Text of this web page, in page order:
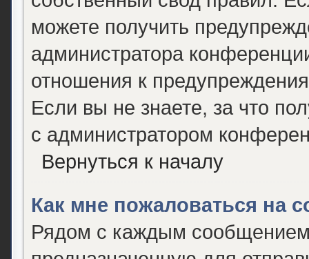
можете получить
администратора
отношения к
Если вы не знаете, за что
с администратором
Вернуться к началу
Как мне пожаловаться на
Рядом с каждым сообщением